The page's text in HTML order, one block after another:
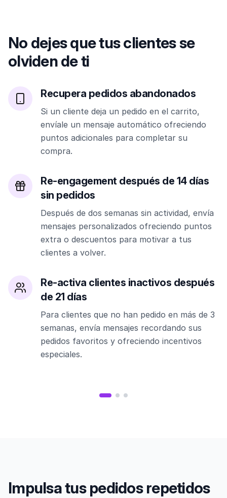
No dejes que tus clientes se
olviden de ti
Recupera pedidos abandonados
Si un cliente deja un pedido en el carrito,
envíale un mensaje automático ofreciendo
puntos adicionales para completar su
compra.
Re-engagement después de 14 días
sin pedidos
Después de dos semanas sin actividad, envía
mensajes personalizados ofreciendo puntos
extra o descuentos para motivar a tus
clientes a volver.
Re-activa clientes inactivos después
de 21 días
Para clientes que no han pedido en más de 3
semanas, envía mensajes recordando sus
pedidos favoritos y ofreciendo incentivos
especiales.
Impulsa tus pedidos repetidos